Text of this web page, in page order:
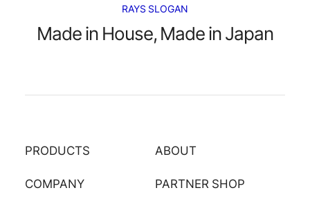
RAYS SLOGAN
Made in House, Made in Japan
PRODUCTS ABOUT
COMPANY PARTNER SHOP